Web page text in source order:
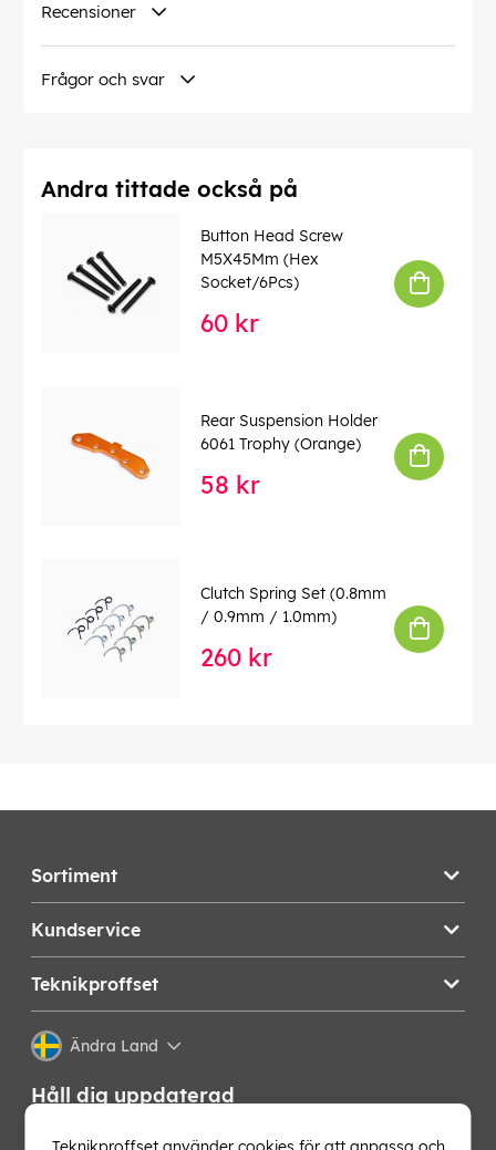
Recensioner
Frågor och svar
Andra tittade också på
Button Head Screw
M5X45Mm (Hex
Socket/6Pcs)
60 kr
Rear Suspension Holder
6061 Trophy (Orange)
58 kr
Clutch Spring Set (0.8mm
/ 0.9mm / 1.0mm)
260 kr
Sortiment
Kundservice
Teknikproffset
Ändra Land
Håll dig uppdaterad
Få de senaste nyheterna, hetaste erbjudandena och